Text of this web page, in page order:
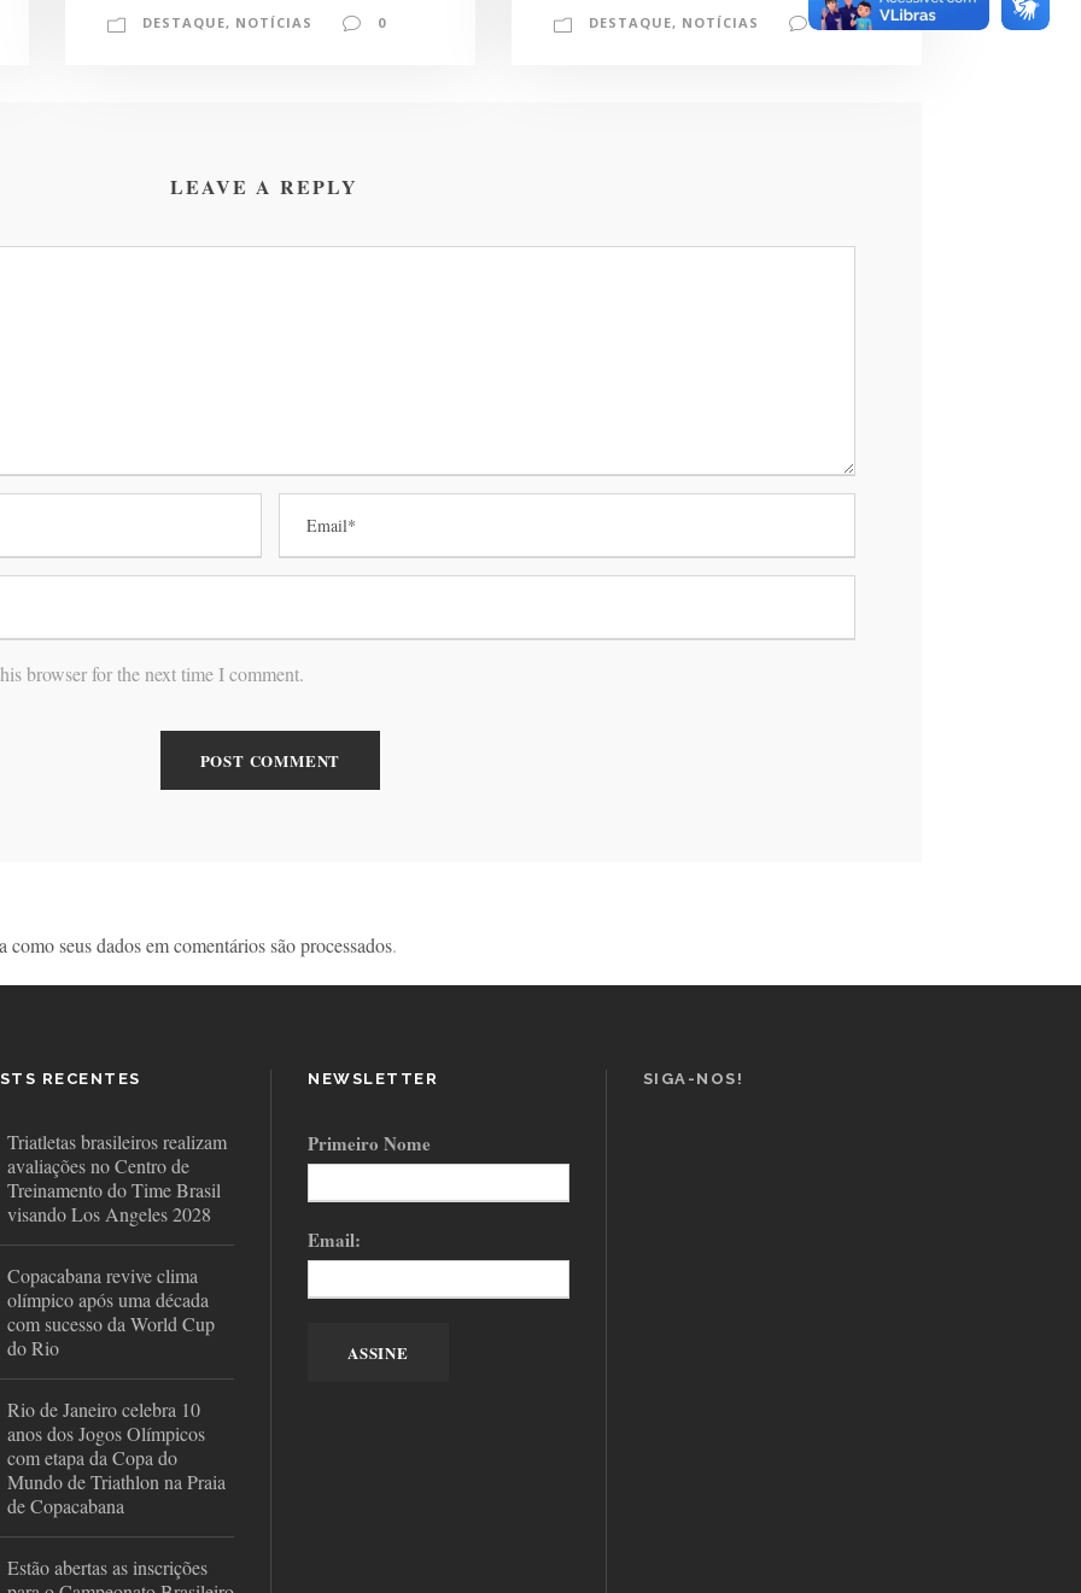
DESTAQUE, NOTÍCIAS 0
DESTAQUE, NOTÍCIAS 0
LEAVE A REPLY
browser for the next time I comment.
como seus dados em comentários são processados.
RECENTES
Triatletas brasileiros realizam
avaliações no Centro de
Treinamento do Time Brasil
visando Los Angeles 2028
Copacabana revive clima
olímpico após uma década
com sucesso da World Cup
do Rio
Rio de Janeiro celebra 10
anos dos Jogos Olímpicos
com etapa da Copa do
Mundo de Triathlon na Praia
de Copacabana
Estão abertas as inscrições
NEWSLETTER
Primeiro Nome
Email:
SIGA-NOS!